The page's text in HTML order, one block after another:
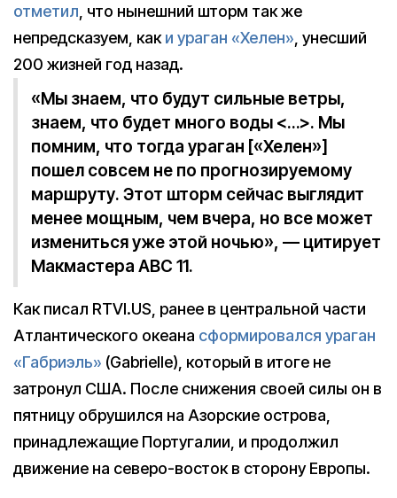
отметил, что нынешний шторм так же
непредсказуем, каки ураган «Хелен», унесший
200 жизней год назад.
«Мы знаем, что будут сильные ветры,
знаем, что будет много воды <…>. Мы
помним, что тогда ураган [«Хелен»]
пошел совсем не по прогнозируемому
маршруту. Этот шторм сейчас выглядит
менее мощным, чем вчера, но все может
измениться уже этой ночью», — цитирует
Макмастера ABC 11.
Как писал RTVI.US, ранее в центральной части
Атлантического океана сформировался ураган
«Габриэль» (Gabrielle), который в итоге не
затронул США. После снижения своей силы он в
пятницу обрушился на Азорские острова,
принадлежащие Португалии, и продолжил
движение на северо-восток в сторону Европы.